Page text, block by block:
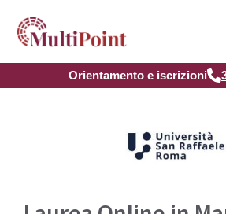
contenuto
Orientamento e iscrizioni